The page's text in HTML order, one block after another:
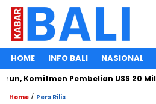
HOME INFO BALI NASIONAL
Pembelian US$ 20 Miliar
Home / Pers Rilis